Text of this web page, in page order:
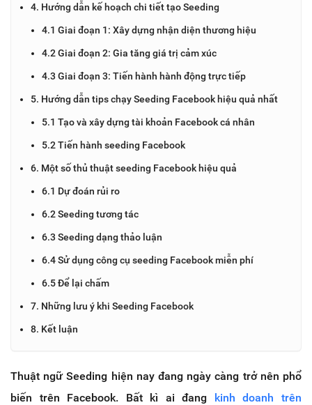
4. Hướng dẫn kế hoạch chi tiết tạo Seeding
4.1 Giai đoạn 1: Xây dựng nhận diện thương hiệu
4.2 Giai đoạn 2: Gia tăng giá trị cảm xúc
4.3 Giai đoạn 3: Tiến hành hành động trực tiếp
5. Hướng dẫn tips chạy Seeding Facebook hiệu quả nhất
5.1 Tạo và xây dựng tài khoản Facebook cá nhân
5.2 Tiến hành seeding Facebook
6. Một số thủ thuật seeding Facebook hiệu quả
6.1 Dự đoán rủi ro
6.2 Seeding tương tác
6.3 Seeding dạng thảo luận
6.4 Sử dụng công cụ seeding Facebook miễn phí
6.5 Để lại chấm
7. Những lưu ý khi Seeding Facebook
8. Kết luận
Thuật ngữ Seeding hiện nay đang ngày càng trở nên phổ
biến trên Facebook. Bất kì ai đang kinh doanh trên